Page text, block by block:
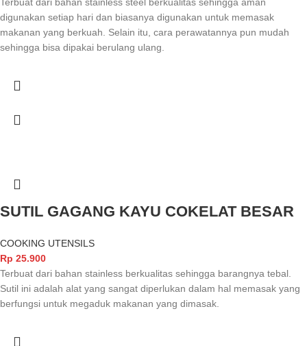
digunakan setiap hari dan biasanya digunakan untuk memasak
makanan yang berkuah. Selain itu, cara perawatannya pun mudah
sehingga bisa dipakai berulang ulang.
SUTIL GAGANG KAYU COKELAT BESAR
COOKING UTENSILS
Rp 25.900
Terbuat dari bahan stainless berkualitas sehingga barangnya tebal.
Sutil ini adalah alat yang sangat diperlukan dalam hal memasak yang
berfungsi untuk megaduk makanan yang dimasak.